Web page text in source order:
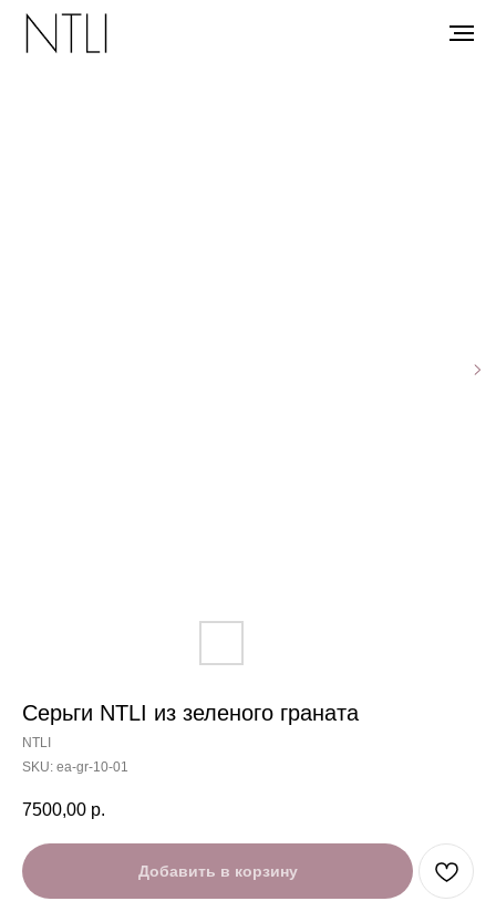
Серьги NTLI из зеленого граната
NTLI
SKU: ea-gr-10-01
7500,00 р.
Добавить в корзину